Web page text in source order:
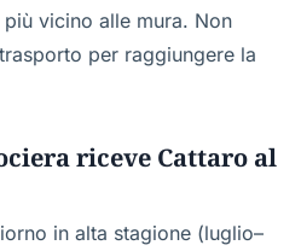
vicino alle mura. Non
per raggiungere la
riceve Cattaro al
in alta stagione (luglio–